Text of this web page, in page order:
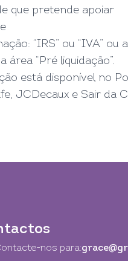
que pretende apoiar
“IRS” ou “IVA” ou
“Pré liquidação”.
está disponível no
, JCDecaux e Sair da
nos para: